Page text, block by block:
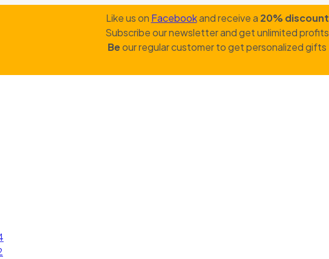
Like us on Facebookand receive a 20% discount
Subscribe our newsletter and get unlimited profits
Beour regular customer to get personalized gifts